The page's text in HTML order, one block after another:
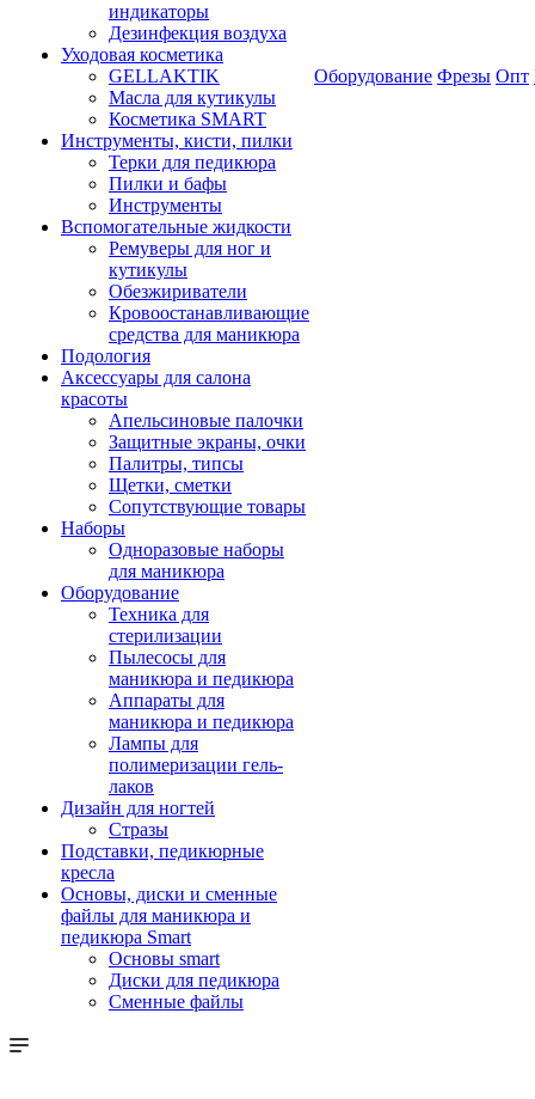
индикаторы
Дезинфекция воздуха
Уходовая косметика
GELLAKTIK
Масла для кутикулы
Косметика SMART
Инструменты, кисти, пилки
Терки для педикюра
Пилки и бафы
Инструменты
Вспомогательные жидкости
Ремуверы для ног и
кутикулы
Обезжириватели
Кровоостанавливающие
средства для маникюра
Подология
Аксессуары для салона
красоты
Апельсиновые палочки
Защитные экраны, очки
Палитры, типсы
Щетки, сметки
Сопутствующие товары
Наборы
Одноразовые наборы
для маникюра
Оборудование
Техника для
стерилизации
Пылесосы для
маникюра и педикюра
Аппараты для
маникюра и педикюра
Лампы для
полимеризации гель-
лаков
Дизайн для ногтей
Стразы
Подставки, педикюрные
кресла
Основы, диски и сменные
файлы для маникюра и
педикюра Smart
Основы smart
Диски для педикюра
Сменные файлы
Оборудование Фрезы Опт